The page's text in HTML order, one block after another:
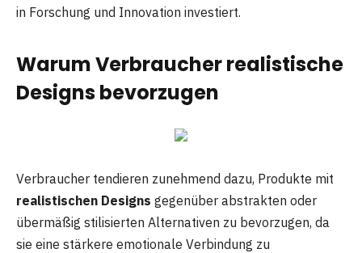
in Forschung und Innovation investiert.
Warum Verbraucher realistische
Designs bevorzugen
Verbraucher tendieren zunehmend dazu, Produkte mit
realistischen Designs gegenüber abstrakten oder
übermäßig stilisierten Alternativen zu bevorzugen, da
sie eine stärkere emotionale Verbindung zu